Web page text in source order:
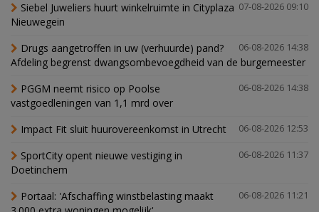
07-08-2026 09:10
Siebel Juweliers huurt winkelruimte in Cityplaza
Nieuwegein
06-08-2026 14:38
Drugs aangetroffen in uw (verhuurde) pand?
Afdeling begrenst dwangsombevoegdheid van de burgemeester
06-08-2026 14:38
PGGM neemt risico op Poolse
vastgoedleningen van 1,1 mrd over
06-08-2026 12:53
Impact Fit sluit huurovereenkomst in Utrecht
06-08-2026 11:37
SportCity opent nieuwe vestiging in
Doetinchem
06-08-2026 11:21
Portaal: 'Afschaffing winstbelasting maakt